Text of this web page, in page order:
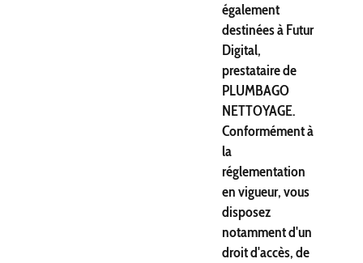
également
destinées à Futur
Digital,
prestataire de
PLUMBAGO
NETTOYAGE.
Conformément à
la
réglementation
en vigueur, vous
disposez
notamment d'un
droit d'accès, de